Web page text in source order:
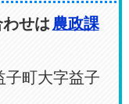
せは農政課
町大字益子